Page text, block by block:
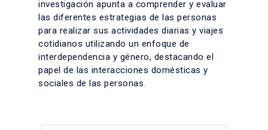
investigación apunta a comprender y evaluar
las diferentes estrategias de las personas
para realizar sus actividades diarias y viajes
cotidianos utilizando un enfoque de
interdependencia y género, destacando el
papel de las interacciones domésticas y
sociales de las personas.